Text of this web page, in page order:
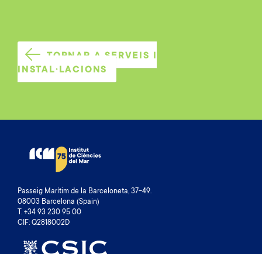
TORNAR A SERVEIS I
INSTAL·LACIONS
Passeig Marítim de la Barceloneta, 37-49.
08003 Barcelona (Spain)
T. +34 93 230 95 00
CIF: Q2818002D